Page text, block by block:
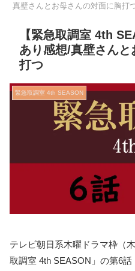
真壁さんとお母さんの対面に胸打
【緊急取調室 4th
あり感想/真壁さん
打つ
緊急取調室 4th SEASON
テレビ朝日系木曜ドラマ枠（
取調室 4th SEASON」の第6